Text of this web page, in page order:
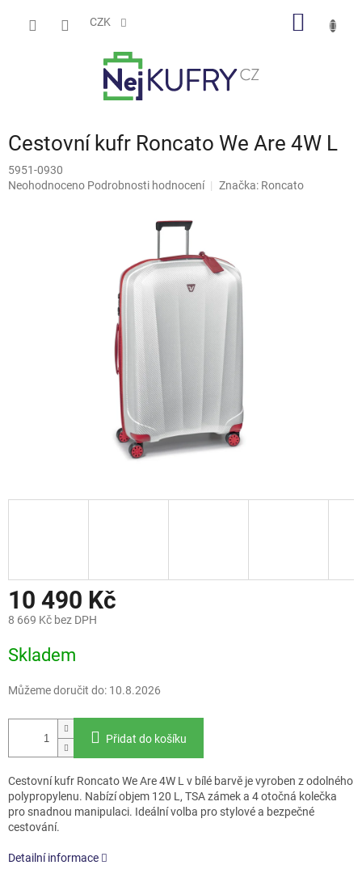
CZK
Cestovní kufr Roncato We Are 4W L
5951-0930
Průměrné
Neohodnoceno Podrobnosti hodnocení Značka: Roncato
10 490 Kč
8 669 Kč bez DPH
cena:
Skladem
Můžeme doručit do: 10.8.2026
Přidat do košíku
Cestovní kufr Roncato We Are 4W L v bílé barvě je vyroben z odolného
polypropylenu. Nabízí objem 120 L, TSA zámek a 4 otočná kolečka
pro snadnou manipulaci. Ideální volba pro stylové a bezpečné
cestování.
Detailní informace